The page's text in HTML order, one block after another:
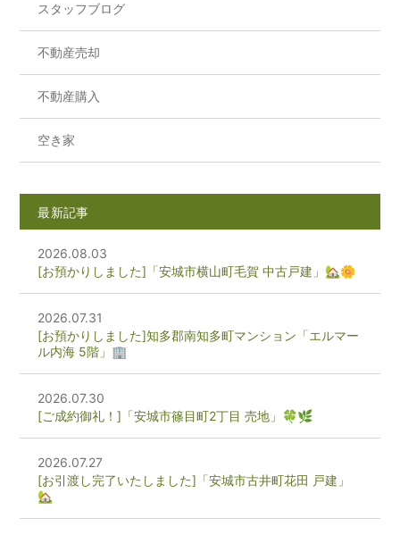
スタッフブログ
不動産売却
不動産購入
空き家
最新記事
2026.08.03
[お預かりしました]「安城市横山町毛賀 中古戸建」🏡🌼
2026.07.31
[お預かりしました]知多郡南知多町マンション「エルマー
ル内海 5階」🏢
2026.07.30
[ご成約御礼！]「安城市篠目町2丁目 売地」🍀🌿
2026.07.27
[お引渡し完了いたしました]「安城市古井町花田 戸建」
🏡